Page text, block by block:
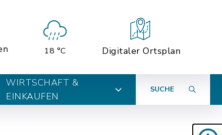
18 °C Digitaler Ortsplan
WIRTSCHAFT &
EINKAUFEN
SUCHE